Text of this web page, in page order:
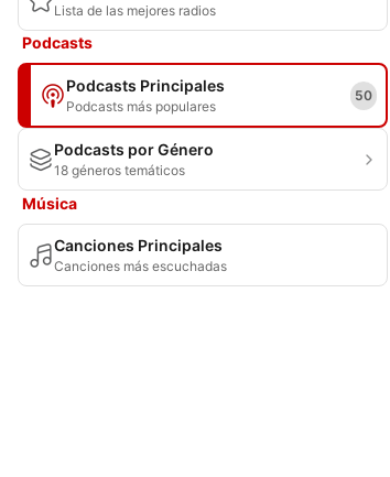
Lista de las mejores radios
Podcasts
Podcasts Principales
Podcasts más populares
50
Podcasts por Género
18 géneros temáticos
Música
Canciones Principales
Canciones más escuchadas